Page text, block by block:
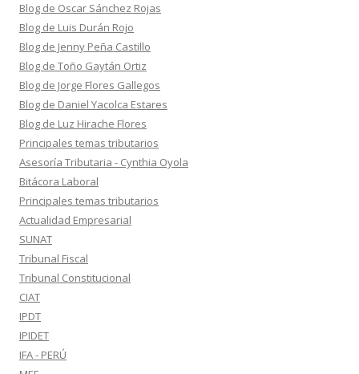
Blog de Oscar Sánchez Rojas
Blog de Luis Durán Rojo
Blog de Jenny Peña Castillo
Blog de Toño Gaytán Ortiz
Blog de Jorge Flores Gallegos
Blog de Daniel Yacolca Estares
Blog de Luz Hirache Flores
Principales temas tributarios
Asesoría Tributaria - Cynthia Oyola
Bitácora Laboral
Principales temas tributarios
Actualidad Empresarial
SUNAT
Tribunal Fiscal
Tribunal Constitucional
CIAT
IPDT
IPIDET
IFA - PERÚ